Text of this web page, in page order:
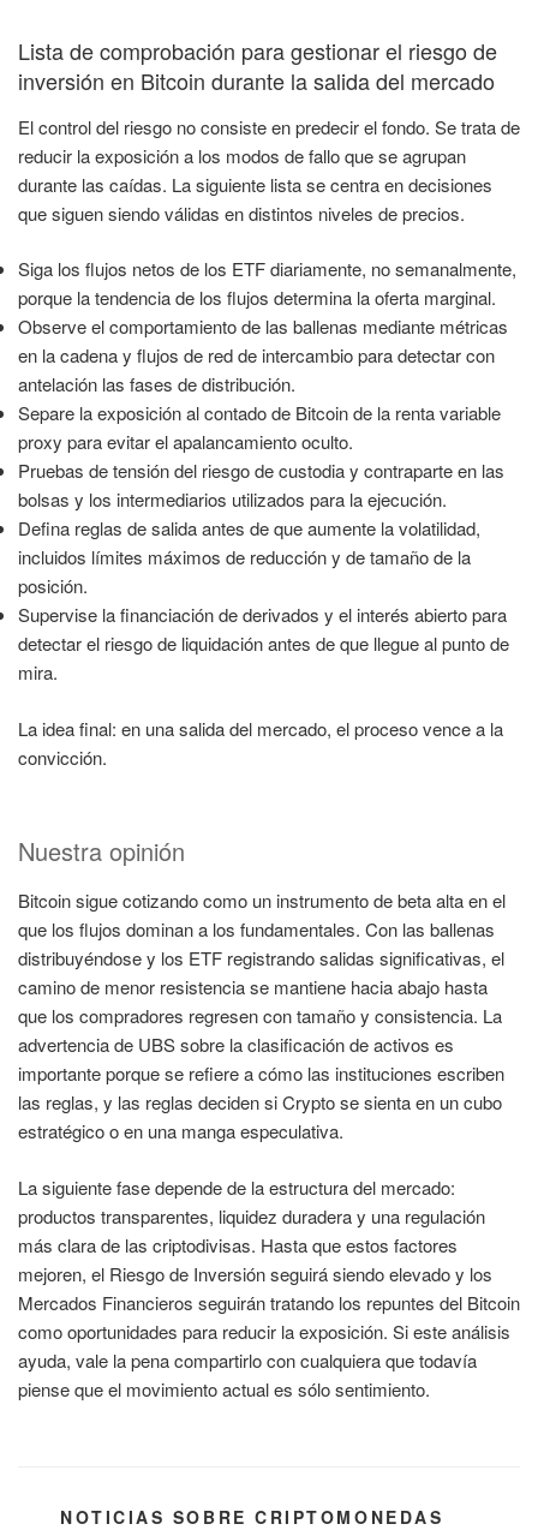
Lista de comprobación para gestionar el riesgo de
inversión en Bitcoin durante la salida del mercado
El control del riesgo no consiste en predecir el fondo. Se trata de
reducir la exposición a los modos de fallo que se agrupan
durante las caídas. La siguiente lista se centra en decisiones
que siguen siendo válidas en distintos niveles de precios.
Siga los flujos netos de los ETF diariamente, no semanalmente,
porque la tendencia de los flujos determina la oferta marginal.
Observe el comportamiento de las ballenas mediante métricas
en la cadena y flujos de red de intercambio para detectar con
antelación las fases de distribución.
Separe la exposición al contado de Bitcoin de la renta variable
proxy para evitar el apalancamiento oculto.
Pruebas de tensión del riesgo de custodia y contraparte en las
bolsas y los intermediarios utilizados para la ejecución.
Defina reglas de salida antes de que aumente la volatilidad,
incluidos límites máximos de reducción y de tamaño de la
posición.
Supervise la financiación de derivados y el interés abierto para
detectar el riesgo de liquidación antes de que llegue al punto de
mira.
La idea final: en una salida del mercado, el proceso vence a la
convicción.
Nuestra opinión
Bitcoin sigue cotizando como un instrumento de beta alta en el
que los flujos dominan a los fundamentales. Con las ballenas
distribuyéndose y los ETF registrando salidas significativas, el
camino de menor resistencia se mantiene hacia abajo hasta
que los compradores regresen con tamaño y consistencia. La
advertencia de UBS sobre la clasificación de activos es
importante porque se refiere a cómo las instituciones escriben
las reglas, y las reglas deciden si Crypto se sienta en un cubo
estratégico o en una manga especulativa.
La siguiente fase depende de la estructura del mercado:
productos transparentes, liquidez duradera y una regulación
más clara de las criptodivisas. Hasta que estos factores
mejoren, el Riesgo de Inversión seguirá siendo elevado y los
Mercados Financieros seguirán tratando los repuntes del Bitcoin
como oportunidades para reducir la exposición. Si este análisis
ayuda, vale la pena compartirlo con cualquiera que todavía
piense que el movimiento actual es sólo sentimiento.
CATEGORÍAS
NOTICIAS SOBRE CRIPTOMONEDAS